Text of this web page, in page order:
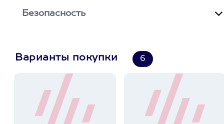
Безопасность
Варианты покупки 6